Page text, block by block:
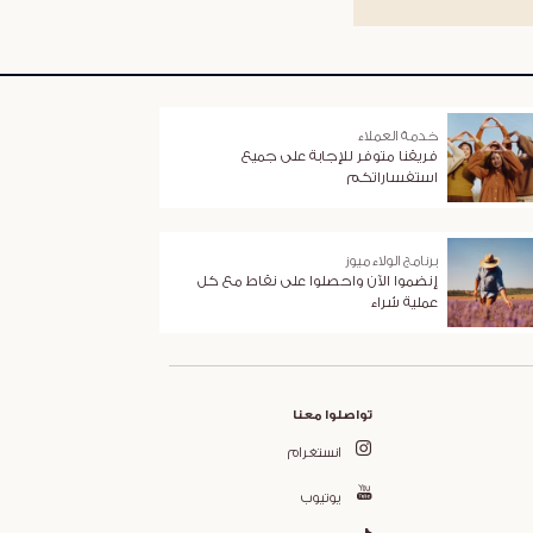
خدمة العملاء
فريقنا متوفر للإجابة على جميع
استفساراتكم
برنامج الولاء ميوز
إنضموا الآن واحصلوا على نقاط مع كل
عملية شراء
تواصلوا معنا
انستغرام
يوتيوب